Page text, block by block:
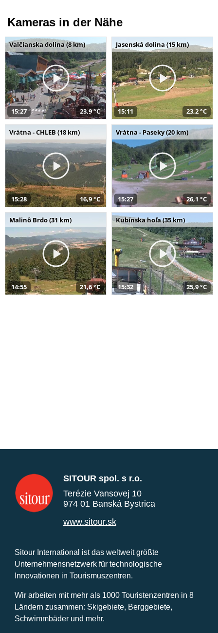
Kameras in der Nähe
Valčianska dolina (8 km)
15:27 23,9 °C
Jasenská dolina (15 km)
15:11 23,2 °C
Vrátna - CHLEB (18 km)
15:28 16,9 °C
Vrátna - Paseky (20 km)
15:27 26,1 °C
Malinô Brdo (31 km)
14:55 21,6 °C
Kubínska hoľa (35 km)
15:32 25,9 °C
SITOUR spol. s r.o.
Terézie Vansovej 10
974 01 Banská Bystrica
www.sitour.sk
Sitour International ist das weltweit größte
Unternehmensnetzwerk für technologische
Innovationen in Tourismuszentren.
Wir arbeiten mit mehr als 1000 Touristenzentren in 8
Ländern zusammen: Skigebiete, Berggebiete,
Schwimmbäder und mehr.